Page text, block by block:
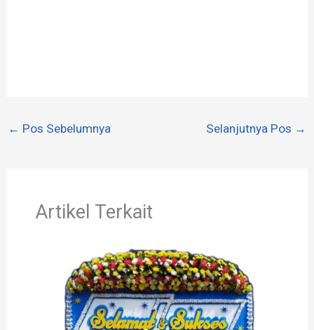
← Pos Sebelumnya Selanjutnya Pos →
Artikel Terkait